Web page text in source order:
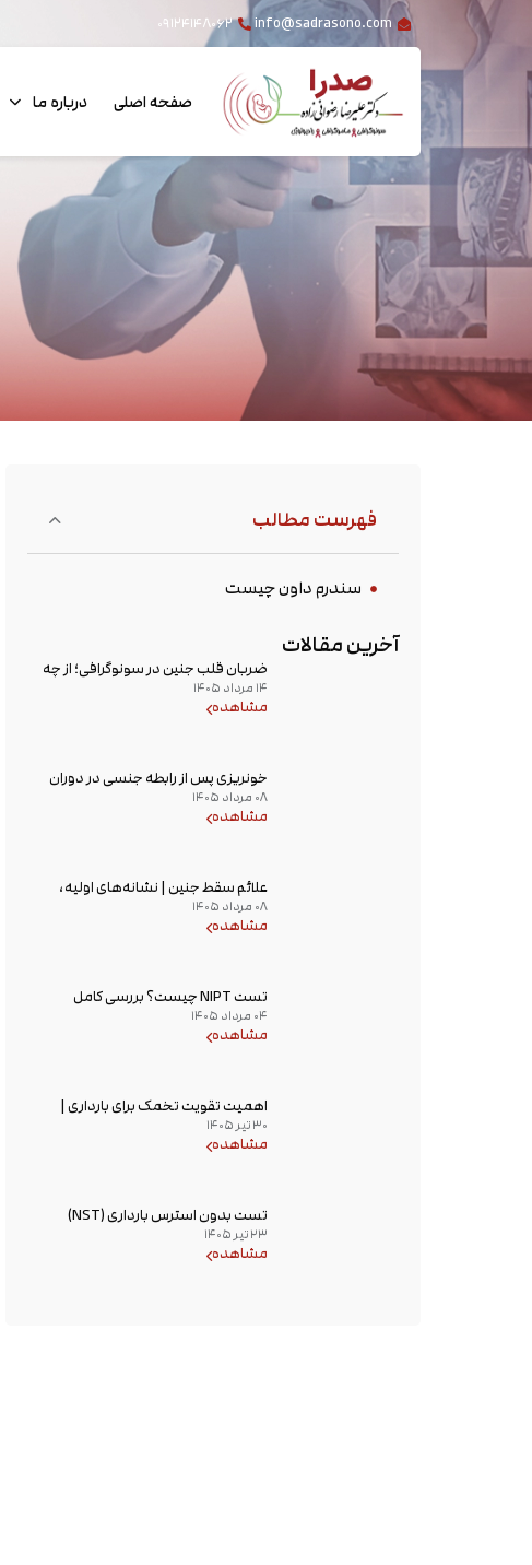
info@sadrasono.com ۰۹۱۲۴۱۴۸۰۶۲
صفحه اصلی درباره ما
فهرست مطالب
سندرم داون چیست
آخرین مقالات
ضربان قلب جنین در سونوگرافی؛ از چه
هفته‌ای دیده می‌شود؟
۱۴ مرداد ۱۴۰۵
مشاهده
خونریزی پس از رابطه جنسی در دوران
بارداری؛ علت و زمان مراجعه به پزشک
۰۸ مرداد ۱۴۰۵
مشاهده
علائم سقط جنین | نشانه‌های اولیه،
علت خونریزی، عوامل خطر و زمان
مراجعه به پزشک
۰۸ مرداد ۱۴۰۵
مشاهده
تست NIPT چیست؟ بررسی کامل
غربالگری غیر تهاجمی پیش از تولد،
زمان انجام و تفسیر جواب
۰۴ مرداد ۱۴۰۵
مشاهده
اهمیت تقویت تخمک برای بارداری |
راهکارهای افزایش کیفیت تخمک و
شانس باروری
۳۰ تیر ۱۴۰۵
مشاهده
تست بدون استرس بارداری (NST)
چیست؟ زمان انجام و تفسیر نتیجه
۲۳ تیر ۱۴۰۵
مشاهده